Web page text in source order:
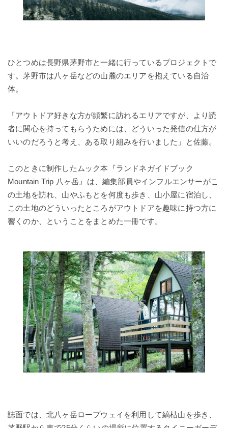
ひとつめは長野県茅野市と一緒に行っているプロジェクトで
す。茅野市は八ヶ岳などの山麓のエリアを抱えている自治
体。
「アウトドア好きな方が頻繁に訪れるエリアですが、より読
者に関心を持ってもらうためには、どういった発信の仕方が
いいのだろうと考え、ある取り組みを行いました」と佐藤。
このときに制作したムック本『ランドネガイドブック
Mountain Trip 八ヶ岳』は、編集部員やインフルエンサーがこ
の土地を訪れ、山やふもとを何度も歩き、山小屋に宿泊し、
この土地のどういったところがアウトドアを趣味に持つ方に
響くのか、ということをまとめた一冊です。
誌面では、北八ヶ岳ロープウェイを利用して縞枯山を歩き、